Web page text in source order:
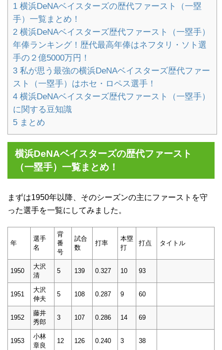
1 横浜DeNAベイスターズの歴代ファースト（一塁
手）一覧まとめ！
2 横浜DeNAベイスターズ歴代ファースト（一塁手）
年俸ランキング！歴代最高年俸はネフタリ・ソト選
手の２億5000万円！
3 私が思う最強の横浜DeNAベイスターズ歴代ファー
スト（一塁手）はホセ・ロペス選手！
4 横浜DeNAベイスターズ歴代ファースト（一塁手）
に関する豆知識
5 まとめ
横浜DeNAベイスターズの歴代ファースト
（一塁手）一覧まとめ！
まずは1950年以降、そのシーズンの主にファーストを守
った選手を一覧にしてみました。
年
選手
名
背
番
号
試合
数
打率
本塁
打
打点 タイトル
1950
大沢
清
5 139 0.327 10 93
1951
大沢
伸夫
5 108 0.287 9 60
1952
藤井
秀郎
3 107 0.286 14 69
1953
小林
章良
12 126 0.240 3 38